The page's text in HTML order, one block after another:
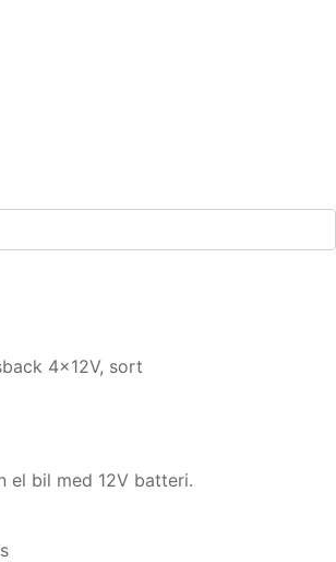
4x12V, sort
el bil med 12V batteri.